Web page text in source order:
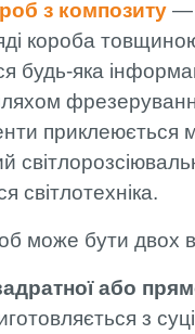
з композиту —
короба
будь-яка
приклеюється
світлотехніка.
може бути двох
або
з